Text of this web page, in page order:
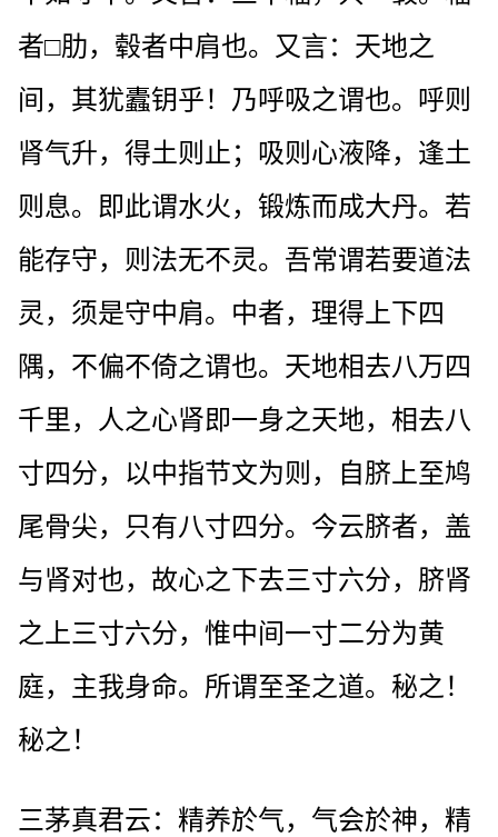
者□肋，毂者中肩也。又言：天地之
间，其犹蠹钥乎！乃呼吸之谓也。呼则
肾气升，得土则止；吸则心液降，逢土
则息。即此谓水火，锻炼而成大丹。若
能存守，则法无不灵。吾常谓若要道法
灵，须是守中肩。中者，理得上下四
隅，不偏不倚之谓也。天地相去八万四
千里，人之心肾即一身之天地，相去八
寸四分，以中指节文为则，自脐上至鸠
尾骨尖，只有八寸四分。今云脐者，盖
与肾对也，故心之下去三寸六分，脐肾
之上三寸六分，惟中间一寸二分为黄
庭，主我身命。所谓至圣之道。秘之！
秘之！
三茅真君云：精养於气，气会於神，精